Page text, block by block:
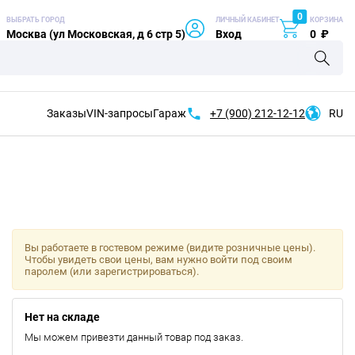
ВЫБРАТЬ ГОРОД
Москва (ул Московская, д 6 стр 5)
ЛИЧНЫЙ КАБИНЕТ
Вход
0 КОРЗИНА
0 ₽
ЗаказыVIN-запросыГараж +7 (900) 212-12-12 RU
Вы работаете в гостевом режиме (видите розничные цены).
Чтобы увидеть свои цены, вам нужно войти под своим
паролем (или зарегистрироваться).
Нет на складе
Мы можем привезти данный товар под заказ.